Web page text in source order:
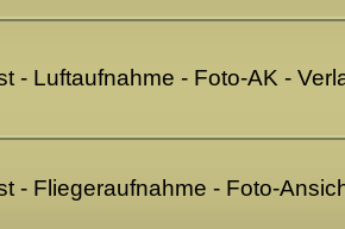
- Luftaufnahme - Foto-AK -
- Fliegeraufnahme - Foto-